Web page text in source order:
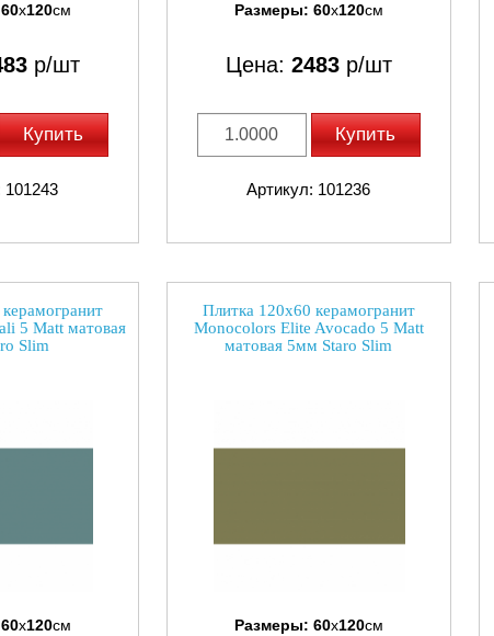
60x120см
р/шт
Купить
101243
Размеры: 60x120см
Цена: 2483р/шт
Купить
Артикул: 101236
5 Matt матовая
Slim
60x120см
Плитка 120x60 керамогранит
Monocolors Elite Avocado 5 Matt
матовая 5мм Staro Slim
Размеры: 60x120см